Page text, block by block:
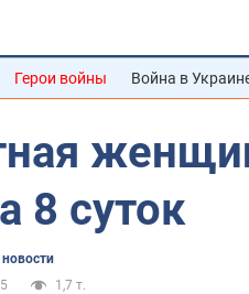
Герои войны Война в
8 суток
1,7 т.